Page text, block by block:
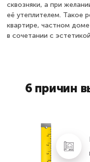
сквозняки, а при
её утеплителем. Такое
квартире, частном
в сочетании с
6 причин